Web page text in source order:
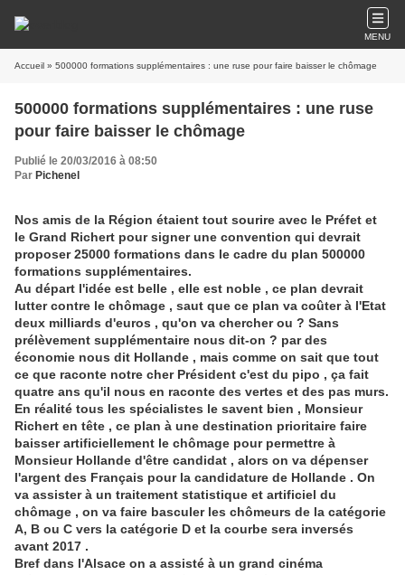
MENU
Accueil » 500000 formations supplémentaires : une ruse pour faire baisser le chômage
500000 formations supplémentaires : une ruse
pour faire baisser le chômage
Publié le 20/03/2016 à 08:50
Par Pichenel
Nos amis de la Région étaient tout sourire avec le Préfet et
le Grand Richert pour signer une convention qui devrait
proposer 25000 formations dans le cadre du plan 500000
formations supplémentaires.
Au départ l'idée est belle , elle est noble , ce plan devrait
lutter contre le chômage , saut que ce plan va coûter à l'Etat
deux milliards d'euros , qu'on va chercher ou ? Sans
prélèvement supplémentaire nous dit-on ? par des
économie nous dit Hollande , mais comme on sait que tout
ce que raconte notre cher Président c'est du pipo , ça fait
quatre ans qu'il nous en raconte des vertes et des pas murs.
En réalité tous les spécialistes le savent bien , Monsieur
Richert en tête , ce plan à une destination prioritaire faire
baisser artificiellement le chômage pour permettre à
Monsieur Hollande d'être candidat , alors on va dépenser
l'argent des Français pour la candidature de Hollande . On
va assister à un traitement statistique et artificiel du
chômage , on va faire basculer les chômeurs de la catégorie
A, B ou C vers la catégorie D et la courbe sera inversés
avant 2017 .
Bref dans l'Alsace on a assisté à un grand cinéma